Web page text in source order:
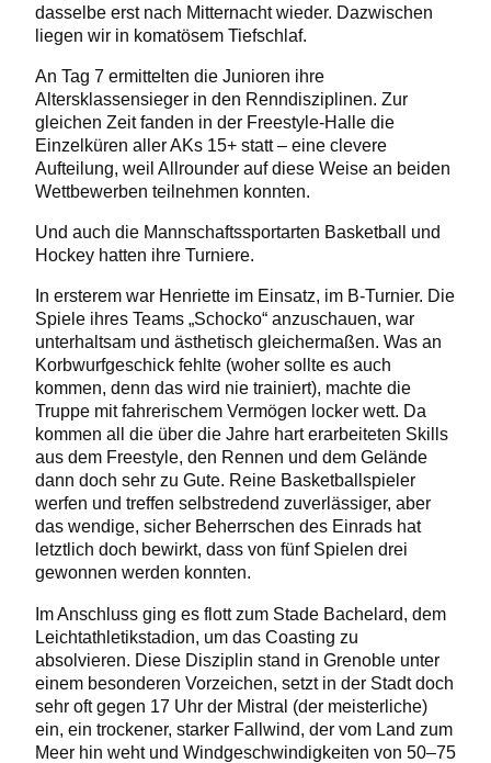
dasselbe erst nach Mitternacht wieder. Dazwischen
liegen wir in komatösem Tiefschlaf.
An Tag 7 ermittelten die Junioren ihre
Altersklassensieger in den Renndisziplinen. Zur
gleichen Zeit fanden in der Freestyle-Halle die
Einzelküren aller AKs 15+ statt – eine clevere
Aufteilung, weil Allrounder auf diese Weise an beiden
Wettbewerben teilnehmen konnten.
Und auch die Mannschaftssportarten Basketball und
Hockey hatten ihre Turniere.
In ersterem war Henriette im Einsatz, im B-Turnier. Die
Spiele ihres Teams „Schocko“ anzuschauen, war
unterhaltsam und ästhetisch gleichermaßen. Was an
Korbwurfgeschick fehlte (woher sollte es auch
kommen, denn das wird nie trainiert), machte die
Truppe mit fahrerischem Vermögen locker wett. Da
kommen all die über die Jahre hart erarbeiteten Skills
aus dem Freestyle, den Rennen und dem Gelände
dann doch sehr zu Gute. Reine Basketballspieler
werfen und treffen selbstredend zuverlässiger, aber
das wendige, sicher Beherrschen des Einrads hat
letztlich doch bewirkt, dass von fünf Spielen drei
gewonnen werden konnten.
Im Anschluss ging es flott zum Stade Bachelard, dem
Leichtathletikstadion, um das Coasting zu
absolvieren. Diese Disziplin stand in Grenoble unter
einem besonderen Vorzeichen, setzt in der Stadt doch
sehr oft gegen 17 Uhr der Mistral (der meisterliche)
ein, ein trockener, starker Fallwind, der vom Land zum
Meer hin weht und Windgeschwindigkeiten von 50–75